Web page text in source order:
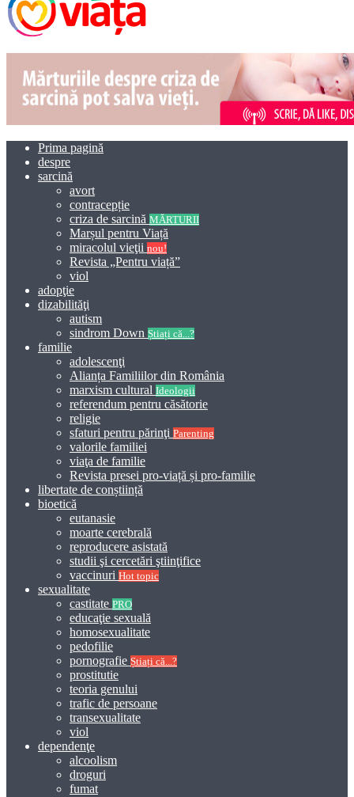
Prima pagină
despre
sarcină
avort
contracepție
criza de sarcină MĂRTURII
Marșul pentru Viață
miracolul vieţii nou!
Revista „Pentru viață”
viol
adopţie
dizabilităţi
autism
sindrom Down Știați că...?
familie
adolescenţi
Alianța Familiilor din România
marxism cultural Ideologii
referendum pentru căsătorie
religie
sfaturi pentru părinţi Parenting
valorile familiei
viaţa de familie
Revista presei pro-viață și pro-familie
libertate de conștiință
bioetică
eutanasie
moarte cerebrală
reproducere asistată
studii şi cercetări ştiinţifice
vaccinuri Hot topic
sexualitate
castitate PRO
educaţie sexuală
homosexualitate
pedofilie
pornografie Știați că...?
prostitutie
teoria genului
trafic de persoane
transexualitate
viol
dependenţe
alcoolism
droguri
fumat